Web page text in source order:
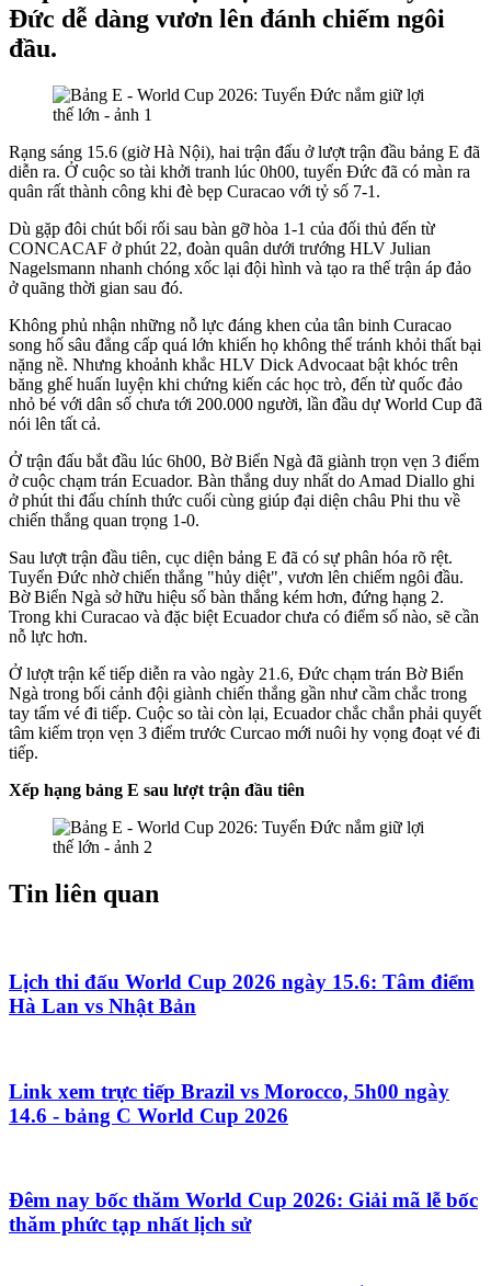
Đức dễ dàng vươn lên đánh chiếm ngôi
đầu.
Rạng sáng 15.6 (giờ Hà Nội), hai trận đấu ở lượt trận đầu bảng E đã
diễn ra. Ở cuộc so tài khởi tranh lúc 0h00, tuyển Đức đã có màn ra
quân rất thành công khi đè bẹp Curacao với tỷ số 7-1.
Dù gặp đôi chút bối rối sau bàn gỡ hòa 1-1 của đối thủ đến từ
CONCACAF ở phút 22, đoàn quân dưới trướng HLV Julian
Nagelsmann nhanh chóng xốc lại đội hình và tạo ra thế trận áp đảo
ở quãng thời gian sau đó.
Không phủ nhận những nỗ lực đáng khen của tân binh Curacao
song hố sâu đẳng cấp quá lớn khiến họ không thể tránh khỏi thất bại
nặng nề. Nhưng khoảnh khắc HLV Dick Advocaat bật khóc trên
băng ghế huấn luyện khi chứng kiến các học trò, đến từ quốc đảo
nhỏ bé với dân số chưa tới 200.000 người, lần đầu dự World Cup đã
nói lên tất cả.
Ở trận đấu bắt đầu lúc 6h00, Bờ Biển Ngà đã giành trọn vẹn 3 điểm
ở cuộc chạm trán Ecuador. Bàn thắng duy nhất do Amad Diallo ghi
ở phút thi đấu chính thức cuối cùng giúp đại diện châu Phi thu về
chiến thắng quan trọng 1-0.
Sau lượt trận đầu tiên, cục diện bảng E đã có sự phân hóa rõ rệt.
Tuyển Đức nhờ chiến thắng "hủy diệt", vươn lên chiếm ngôi đầu.
Bờ Biển Ngà sở hữu hiệu số bàn thắng kém hơn, đứng hạng 2.
Trong khi Curacao và đặc biệt Ecuador chưa có điểm số nào, sẽ cần
nỗ lực hơn.
Ở lượt trận kế tiếp diễn ra vào ngày 21.6, Đức chạm trán Bờ Biển
Ngà trong bối cảnh đội giành chiến thắng gần như cầm chắc trong
tay tấm vé đi tiếp. Cuộc so tài còn lại, Ecuador chắc chắn phải quyết
tâm kiếm trọn vẹn 3 điểm trước Curcao mới nuôi hy vọng đoạt vé đi
tiếp.
Xếp hạng bảng E sau lượt trận đầu tiên
Tin liên quan
Lịch thi đấu World Cup 2026 ngày 15.6: Tâm điểm
Hà Lan vs Nhật Bản
Link xem trực tiếp Brazil vs Morocco, 5h00 ngày
14.6 - bảng C World Cup 2026
Đêm nay bốc thăm World Cup 2026: Giải mã lễ bốc
thăm phức tạp nhất lịch sử